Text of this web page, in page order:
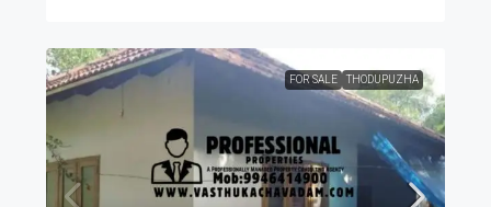
FOR SALE THODUPUZHA